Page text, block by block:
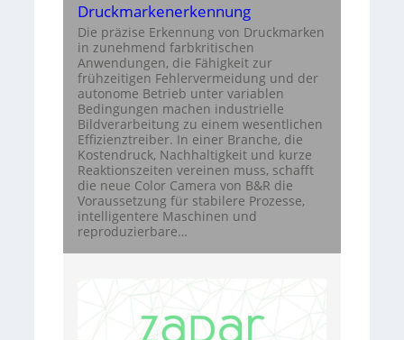
Druckmarkenerkennung
Die präzise Erkennung von Druckmarken
in zunehmend farbkritischen
Anwendungen, die Fähigkeit zur
frühzeitigen Fehlervermeidung und der
autonome Betrieb unter variablen
Bedingungen machen industrielle
Bildverarbeitung zu einem wesentlichen
Effizienztreiber. In einer Branche, die
Kostendruck, Nachhaltigkeit und kurze
Reaktionszeiten vereinen muss, schafft
die neue Color Camera von B&R die
Voraussetzung für stabilere Prozesse,
intelligentere Maschinen und
reproduzierbare…